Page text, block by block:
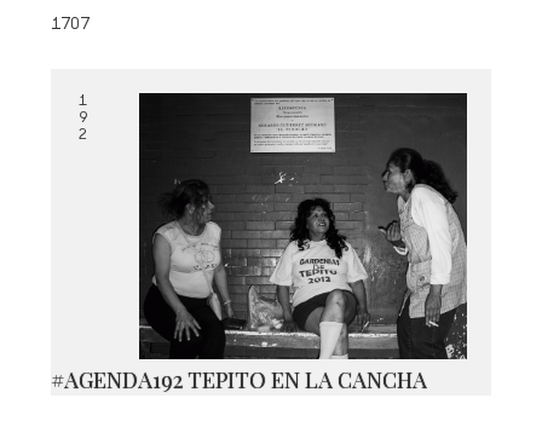
1707
1
9
2
#AGENDA192 TEPITO EN LA CANCHA